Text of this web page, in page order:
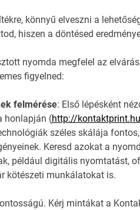
könnyű elveszni a
hiszen a döntésed
nyomda megfelel az
figyelned:
felmérése: Első lépésként
honlapján (http://
széles skálája
Keresd azokat a
például digitális nyomtatást,
kötészeti munkálatokat is.
Kérj mintákat a